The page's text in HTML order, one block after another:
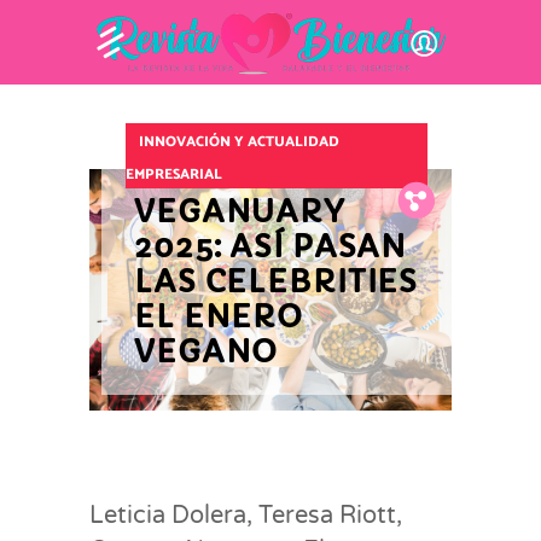
Fb.
Tw.
Pin.
INNOVACIÓN Y ACTUALIDAD
EMPRESARIAL
VEGANUARY
2025: ASÍ PASAN
LAS CELEBRITIES
EL ENERO
VEGANO
Leticia Dolera, Teresa Riott,